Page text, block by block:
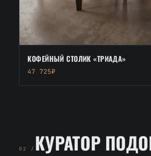
КОФЕЙНЫЙ СТОЛИК «ТРИАДА»
47 725₽
02 / КУРАТОР